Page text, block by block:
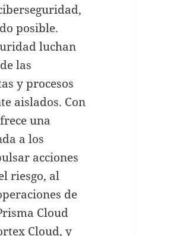
posible.
luchan
las
y procesos
aislados. Con
una
a los
acciones
riesgo, al
de
Cloud
Cloud, y